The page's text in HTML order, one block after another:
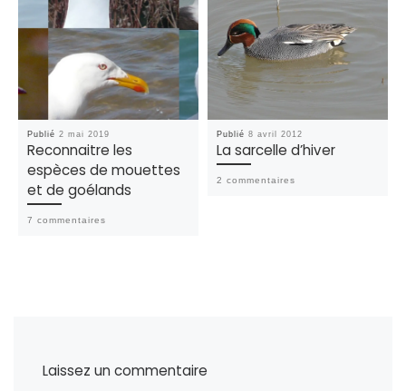
Publié2 mai 2019
Reconnaitre les
espèces de mouettes
et de goélands
7 commentaires
Publié8 avril 2012
La sarcelle d’hiver
2 commentaires
Laissez un commentaire